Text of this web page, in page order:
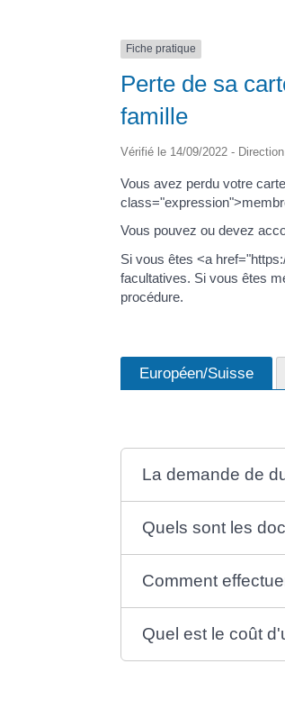
Fiche pratique
Perte de sa
famille
Vérifié le 14/09/2022 -
Vous avez perdu votre
Vous pouvez ou devez
Si vous êtes <a
facultatives. Si vous êtes
procédure.
Européen/Suisse
La demande de
Quels sont les
Comment
Quel est le coût